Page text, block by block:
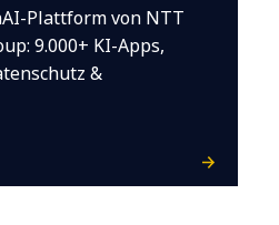
Plattform von NTT
9.000+ KI-Apps,
&